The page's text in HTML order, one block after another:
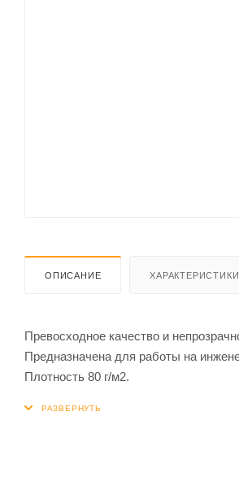
ОПИСАНИЕ ХАРАКТЕРИСТИКИ
Превосходное качество и
Предназначена для работы на
Плотность 80 г/м2.